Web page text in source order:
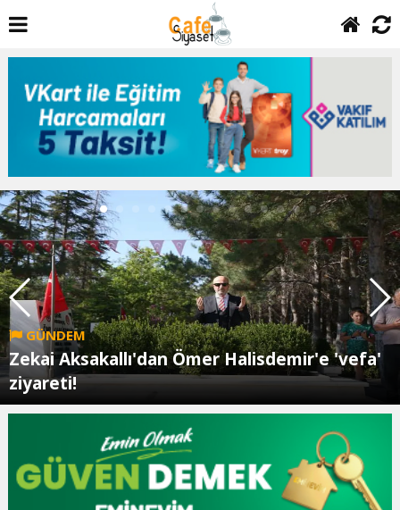
GÜNDEM
Zekai Aksakallı'dan Ömer Halisdemir'e 'vefa'
ziyareti!